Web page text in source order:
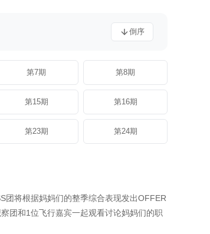
倒序
第7期 第8期
第15期 第16期
第23期 第24期
团将根据妈妈们的整季综合表现发出OFFER
团和1位飞行嘉宾一起观看讨论妈妈们的职